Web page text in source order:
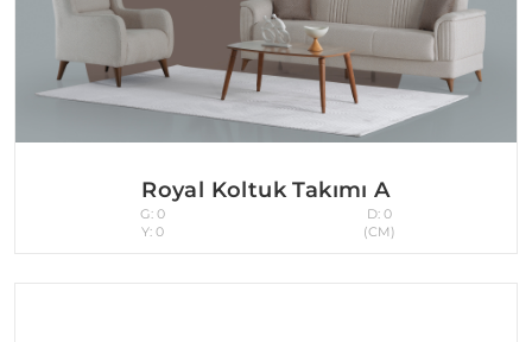
Royal Koltuk Takımı A
G: 0
D: 0
Y: 0
(CM)